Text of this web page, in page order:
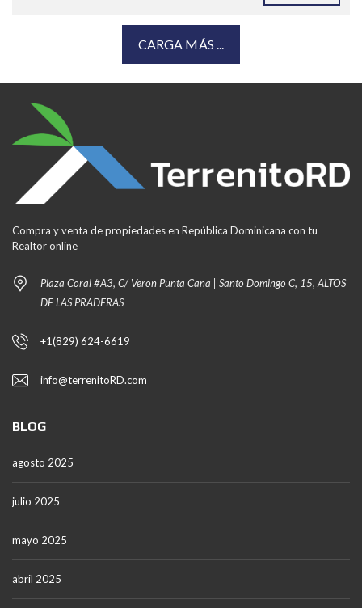
CARGA MÁS ...
Compra y venta de propiedades en República Dominicana con tu
Realtor online
Plaza Coral #A3, C/ Veron Punta Cana | Santo Domingo C, 15, ALTOS
DE LAS PRADERAS
+1(829) 624-6619
info@terrenitoRD.com
BLOG
agosto 2025
julio 2025
mayo 2025
abril 2025